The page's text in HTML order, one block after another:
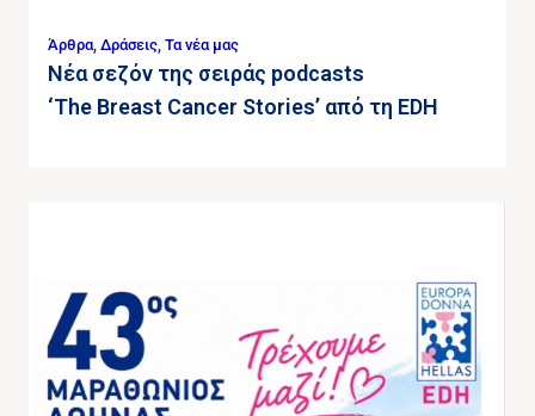
Άρθρα, Δράσεις, Τα νέα μας
Νέα σεζόν της σειράς podcasts
‘The Breast Cancer Stories’ από τη EDH